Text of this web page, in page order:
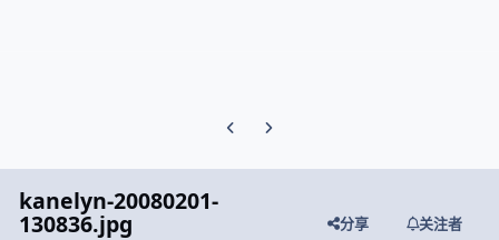
Previous carousel slide
Next carousel slide
kanelyn-20080201-
130836.jpg 分享 关注者